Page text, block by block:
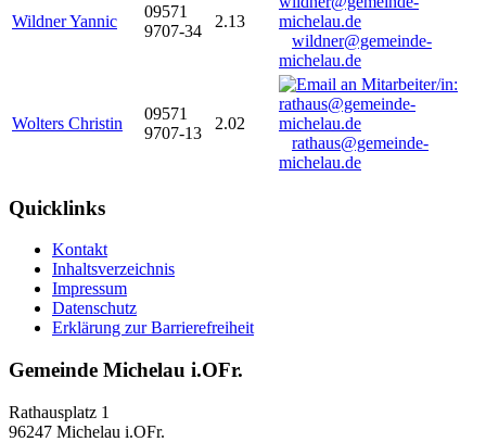
Wildner Yannic
09571
9707-34
2.13
wildner@gemeinde-
michelau.de
Wolters Christin
09571
9707-13
2.02
rathaus@gemeinde-
michelau.de
Quicklinks
Kontakt
Inhaltsverzeichnis
Impressum
Datenschutz
Erklärung zur Barrierefreiheit
Gemeinde Michelau i.OFr.
Rathausplatz 1
96247 Michelau i.OFr.